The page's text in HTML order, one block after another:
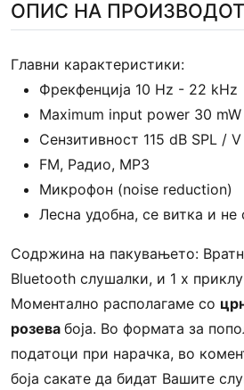
ОПИС НА ПРОИЗВОДОТ
Главни карактеристики:
Фрекфенција 10 Hz - 22 kHz
Maximum input power 30 mW
Сензитивност 115 dB SPL / V
FM, Радио, MP3
Микрофон (noise reduction)
Лесна удобна, се витка и не
Содржина на пакувањето:
Bluetooth слушалки, и 1 x
Моментално располагаме со
розева боја. Во формата за
податоци при нарачка, во
боја сакате да бидат Вашите